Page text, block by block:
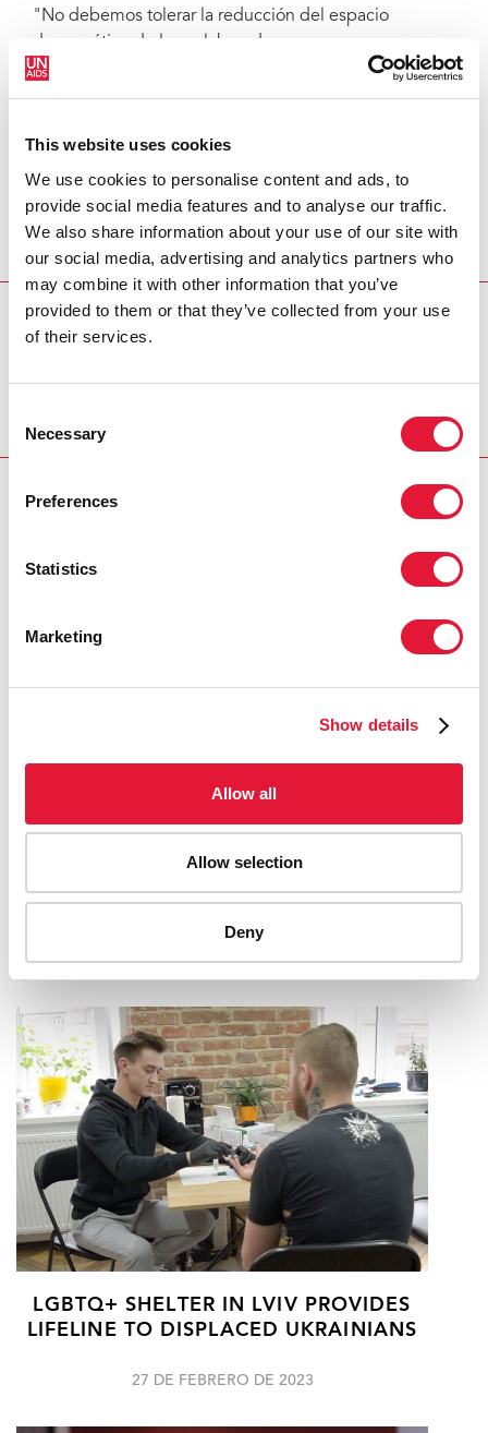
This website uses cookies
We use cookies to personalise content and ads, to
provide social media features and to analyse our traffic.
We also share information about your use of our site with
our social media, advertising and analytics partners who
may combine it with other information that you’ve
provided to them or that they’ve collected from your use
of their services.
Selection
Necessary
Preferences
Statistics
Marketing
Show details
Allow all
Allow selection
Deny
"No debemos tolerar la reducción del espacio
democrático de los colaboradores no
gubernamentales. El papel de la sociedad civil es
esencial", dijo el Sr. Sidibé.
El Sr. Sidibé reiteró el importante papel de la sociedad
derechos humanos, especialmente en el contexto de
la agenda de desarrollo para después de 2015 y los
derechos e intervención de género que se necesita
para garantizar que no se deja a nadie abandonado.
REGION/COUNTRY
RELATED
IN NORTHEAST BRAZIL, CIVIL SOCIETY
AND LOCAL GOVERNMENT
03 DE ABRIL DE 2023
LGBTQ+ SHELTER IN LVIV PROVIDES
LIFELINE TO DISPLACED UKRAINIANS
27 DE FEBRERO DE 2023